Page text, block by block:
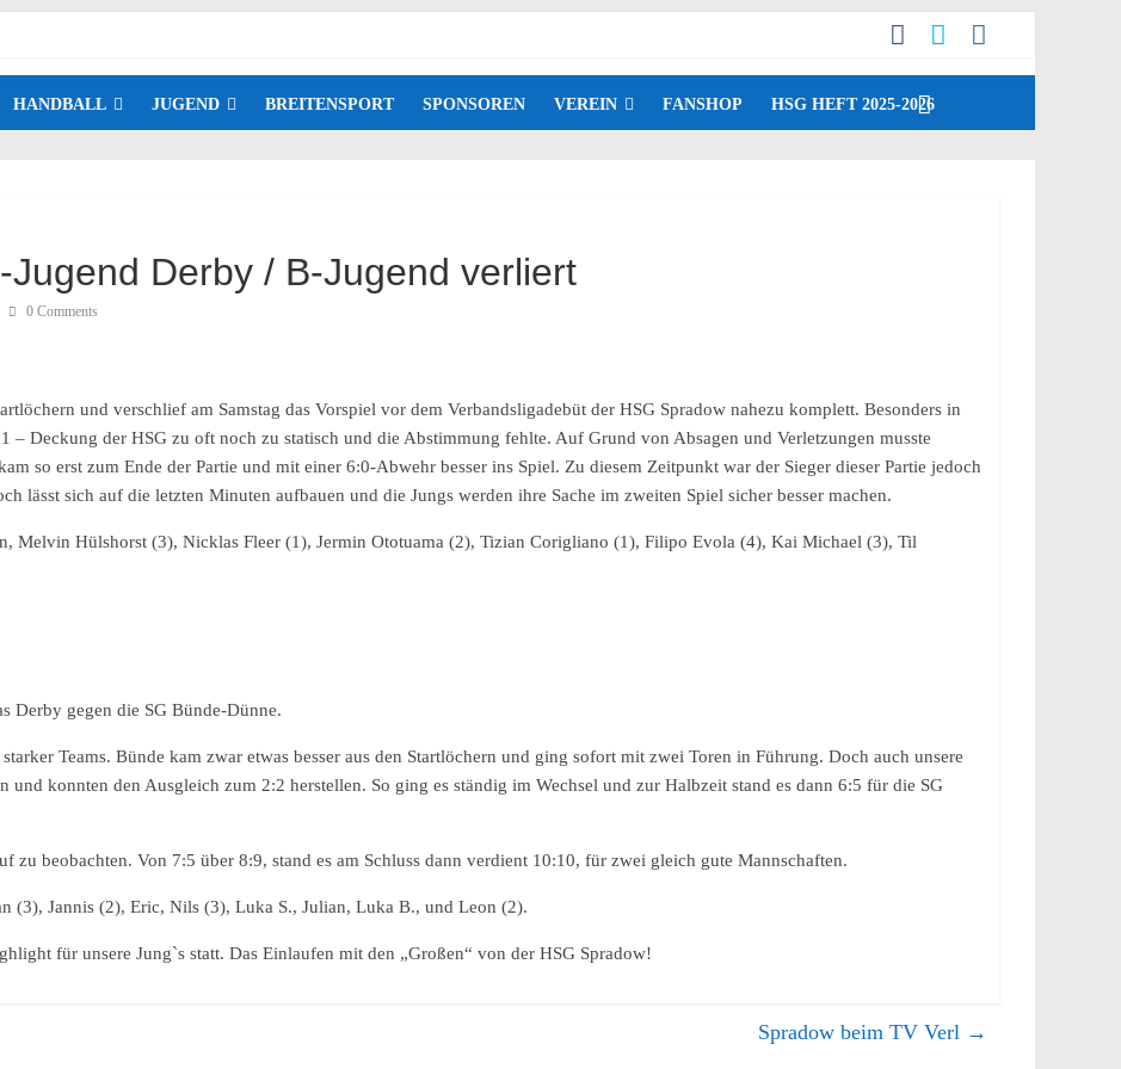
HANDBALL JUGEND BREITENSPORT SPONSOREN VEREIN FANSHOP HSG HEFT 2025-2026
Derby / B-Jugend verliert
0 Comments
und verschlief am Samstag das Vorspiel vor dem Verbandsligadebüt der HSG Spradow nahezu komplett. Besonders in
– Deckung der HSG zu oft noch zu statisch und die Abstimmung fehlte. Auf Grund von Absagen und Verletzungen musste
so erst zum Ende der Partie und mit einer 6:0-Abwehr besser ins Spiel. Zu diesem Zeitpunkt war der Sieger dieser Partie jedoch
lässt sich auf die letzten Minuten aufbauen und die Jungs werden ihre Sache im zweiten Spiel sicher besser machen.
Melvin Hülshorst (3), Nicklas Fleer (1), Jermin Ototuama (2), Tizian Corigliano (1), Filipo Evola (4), Kai Michael (3), Til
Derby gegen die SG Bünde-Dünne.
Teams. Bünde kam zwar etwas besser aus den Startlöchern und ging sofort mit zwei Toren in Führung. Doch auch unsere
und konnten den Ausgleich zum 2:2 herstellen. So ging es ständig im Wechsel und zur Halbzeit stand es dann 6:5 für die SG
zu beobachten. Von 7:5 über 8:9, stand es am Schluss dann verdient 10:10, für zwei gleich gute Mannschaften.
(3), Jannis (2), Eric, Nils (3), Luka S., Julian, Luka B., und Leon (2).
für unsere Jung`s statt. Das Einlaufen mit den „Großen“ von der HSG Spradow!
Spradow beim TV Verl →